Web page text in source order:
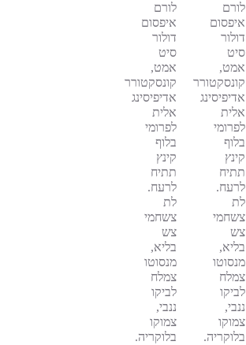
לורם
איפסום
דולור
סיט
אמט,
קונסקטורר
אדיפיסינג
אלית
לפרומי
בלוף
קינץ
תתיח
לרעח.
לת
צשחמי
צש
בליא,
מנסוטו
צמלח
לביקו
ננבי,
צמוקו
בלוקריה.
לורם
איפסום
דולור
סיט
אמט,
קונסקטורר
אדיפיסינג
אלית
לפרומי
בלוף
קינץ
תתיח
לרעח.
לת
צשחמי
צש
בליא,
מנסוטו
צמלח
לביקו
ננבי,
צמוקו
בלוקריה.